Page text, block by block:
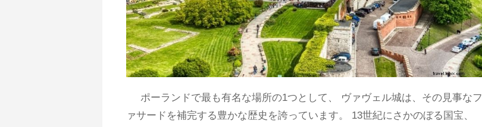
ポーランドで最も有名な場所の1つとして、 ヴァヴェル城は、その見事なフ
ァサードを補完する豊かな歴史を誇っています。 13世紀にさかのぼる国宝、